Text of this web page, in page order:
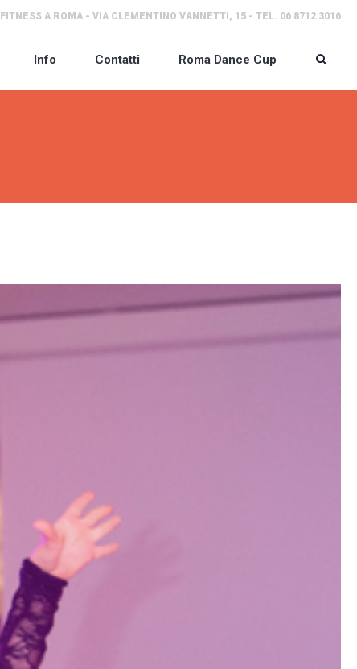
A ROMA - VIA CLEMENTINO VANNETTI, 15 - TEL. 06 8712 3016
Info Contatti Roma Dance Cup